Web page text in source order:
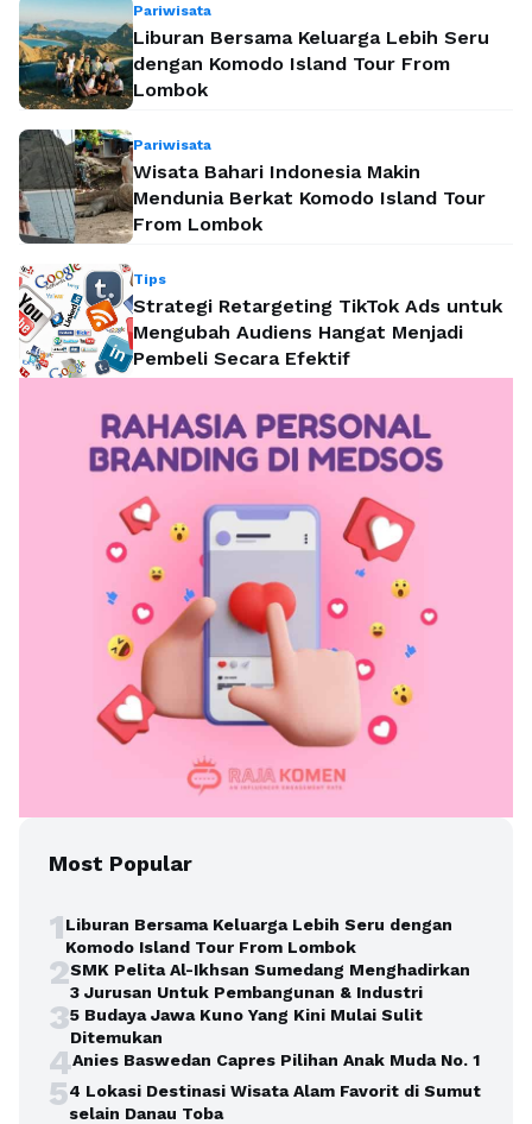
Pariwisata
Liburan Bersama Keluarga Lebih Seru
dengan Komodo Island Tour From
Lombok
Pariwisata
Wisata Bahari Indonesia Makin
Mendunia Berkat Komodo Island Tour
From Lombok
Tips
Strategi Retargeting TikTok Ads untuk
Mengubah Audiens Hangat Menjadi
Pembeli Secara Efektif
Most Popular
1Liburan Bersama Keluarga Lebih Seru dengan
Komodo Island Tour From Lombok
2SMK Pelita Al-Ikhsan Sumedang Menghadirkan
3 Jurusan Untuk Pembangunan & Industri
35 Budaya Jawa Kuno Yang Kini Mulai Sulit
Ditemukan
4Anies Baswedan Capres Pilihan Anak Muda No. 1
54 Lokasi Destinasi Wisata Alam Favorit di Sumut
selain Danau Toba